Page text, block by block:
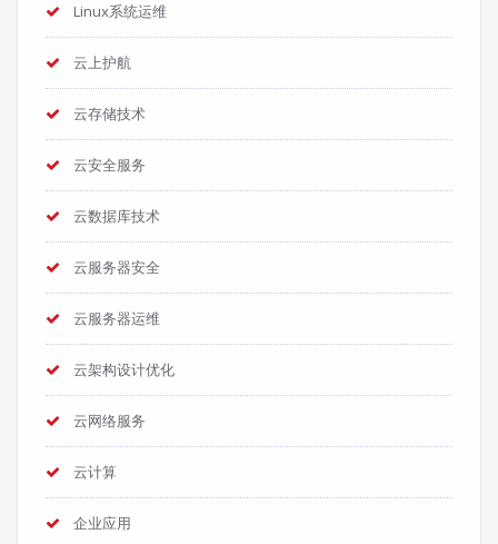
Linux系统运维
云上护航
云存储技术
云安全服务
云数据库技术
云服务器安全
云服务器运维
云架构设计优化
云网络服务
云计算
企业应用